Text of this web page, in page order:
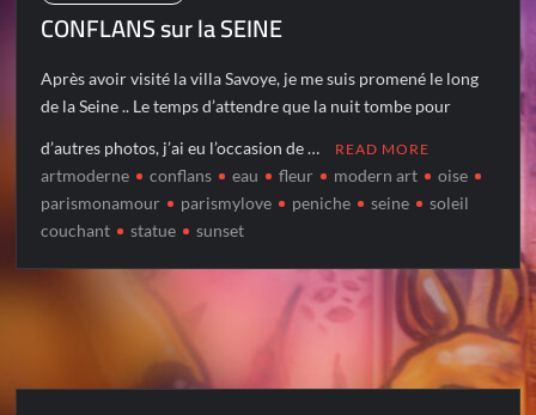
CONFLANS sur la SEINE
Après avoir visité la villa Savoye, je me suis promené le long
de la Seine .. Le temps d’attendre que la nuit tombe pour
d’autres photos, j’ai eu l’occasion de … READ MORE
artmoderne conflans eau fleur modern art
oise
parismonamour
parismylove peniche seine
soleil
couchant
statue sunset